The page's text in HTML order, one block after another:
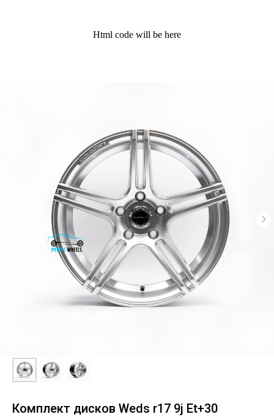
Html code will be here
Комплект дисков Weds r17 9j Et+30